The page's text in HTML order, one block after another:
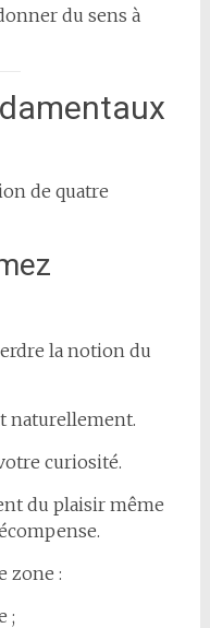
du sens à
de quatre
la notion du
naturellement.
curiosité.
du plaisir même
zone :
;